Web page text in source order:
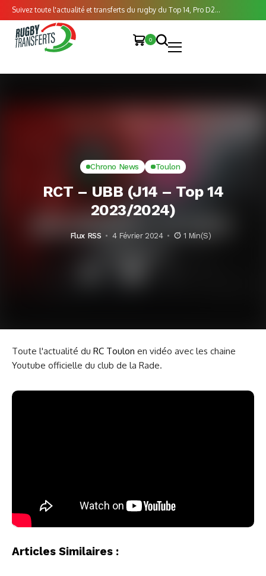
Suivez toute l'actualité et transferts du rugby du Top 14, Pro D2...
0
Chrono News Toulon
RCT – UBB (J14 – Top 14
2023/2024)
Flux RSS 4 Février 2024 1 Min(s)
Toute l'actualité du RC Toulon en vidéo avec les chaine
Youtube officielle du club de la Rade.
Articles Similaires :